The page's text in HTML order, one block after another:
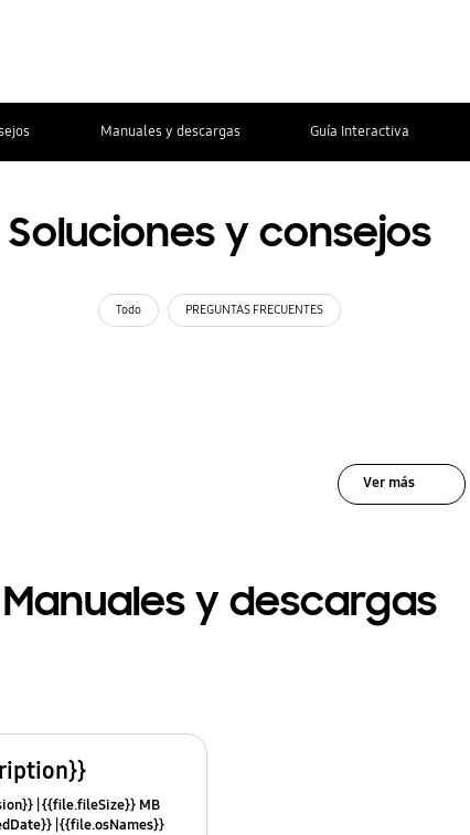
Manuales y descargas Guía Interactiva
Soluciones y consejos
Todo PREGUNTAS FRECUENTES
Ver más
Manuales y descargas
{{file.fileSize}} MB
{{file.osNames}}